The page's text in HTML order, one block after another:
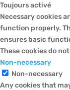
Toujours activé
Necessary cookies
function properly.
ensures basic
These cookies do
Non-necessary
Non-necessary
Any cookies that